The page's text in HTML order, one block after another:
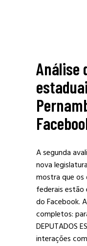
Análise
A segunda
nova
mostra que os
federais
do Facebook.
completos:
DEPUTADOS
interações